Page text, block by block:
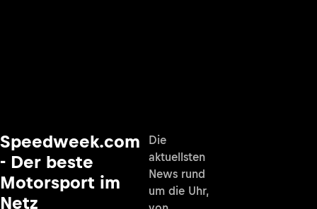
Speedweek.com
- Der beste
Motorsport im
Netz
Die
aktuellsten
News rund
um die Uhr,